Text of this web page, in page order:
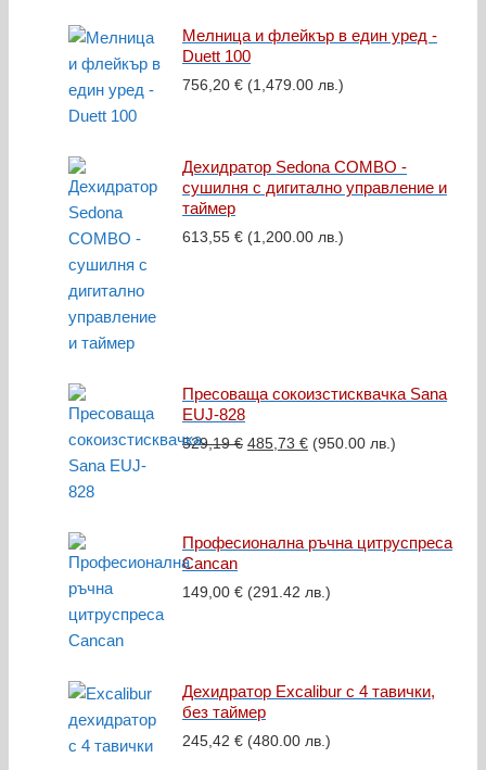
Мелница и флейкър в един уред -
Duett 100
756,20 € (1,479.00 лв.)
Дехидратор Sedona COMBO -
сушилня с дигитално управление и
таймер
613,55 € (1,200.00 лв.)
Пресоваща сокоизстисквачка Sana
EUJ-828
529,19€ Original
485,73 €Текущата
(950.00 лв.)
Професионална ръчна цитруспреса
Cancan
149,00 € (291.42 лв.)
Дехидратор Excalibur с 4 тавички,
без таймер
245,42 € (480.00 лв.)